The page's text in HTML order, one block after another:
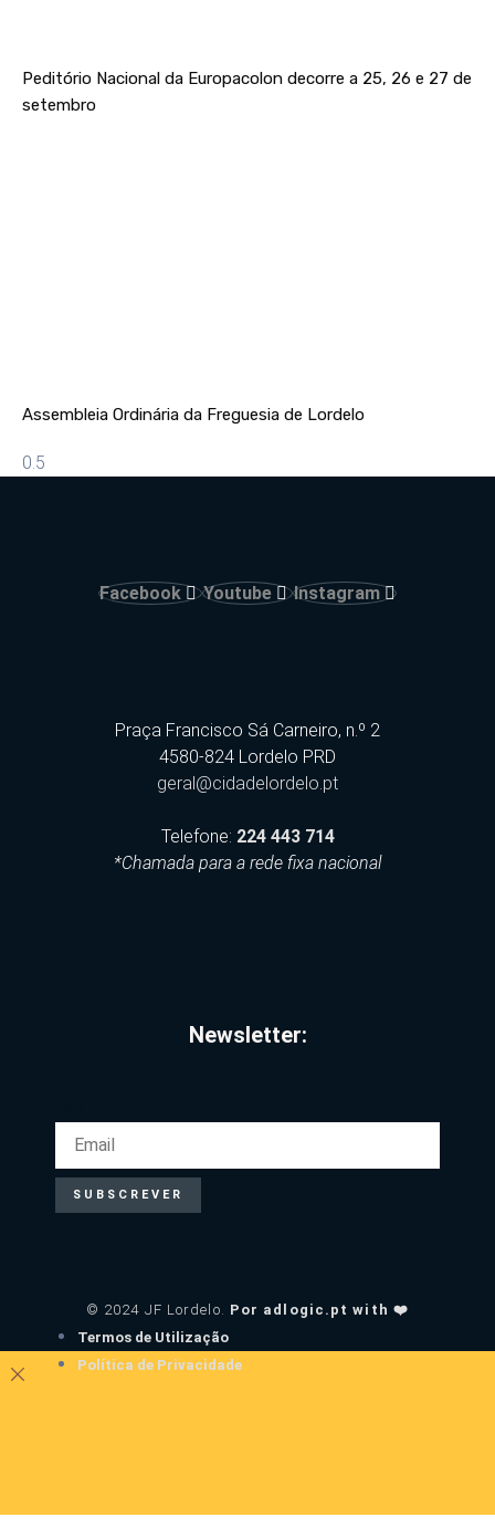
Peditório Nacional da Europacolon decorre a 25, 26 e 27 de
setembro
Assembleia Ordinária da Freguesia de Lordelo
Facebook Youtube Instagram
Praça Francisco Sá Carneiro, n.º 2
4580-824 Lordelo PRD
geral@cidadelordelo.pt
Telefone: 224 443 714
*Chamada para a rede fixa nacional
Newsletter:
SUBSCREVER
© 2024 JF Lordelo. Por adlogic.pt with ❤️
Termos de Utilização
Política de Privacidade